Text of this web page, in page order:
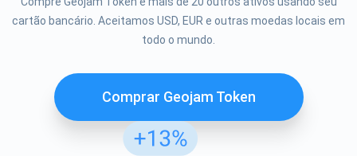
cartão bancário. Aceitamos USD, EUR e outras moedas locais em
todo o mundo.
Comprar Geojam Token